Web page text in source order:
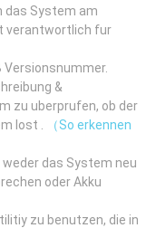
das System am
verantwortlich fur
Versionsnummer.
&
zu uberprufen, ob der
lost .
（So erkennen
das System neu
oder Akku
zu benutzen, die in